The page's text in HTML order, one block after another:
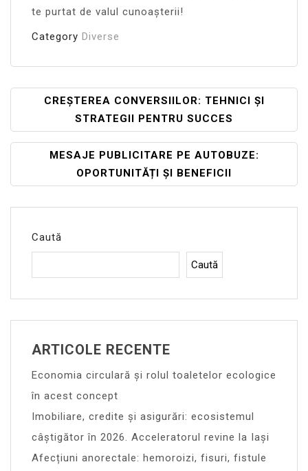
te purtat de valul cunoașterii!
Category Diverse
Navigare
În
Articole
CREȘTEREA CONVERSIILOR: TEHNICI ȘI
STRATEGII PENTRU SUCCES
MESAJE PUBLICITARE PE AUTOBUZE:
OPORTUNITĂȚI ȘI BENEFICII
Caută
Caută
ARTICOLE RECENTE
Economia circulară și rolul toaletelor ecologice
în acest concept
Imobiliare, credite și asigurări: ecosistemul
câștigător în 2026. Acceleratorul revine la Iași
Afecțiuni anorectale: hemoroizi, fisuri, fistule